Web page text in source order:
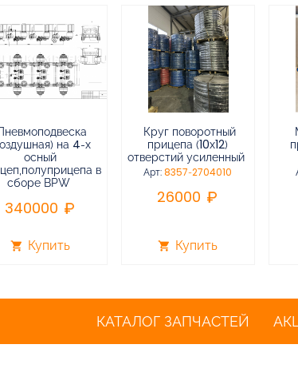
на 4-х
осный
в
сборе BPW
340000
shopping_cart Купить
Круг поворотный
прицепа (10х12)
отверстий усиленный
Арт:8357-2704010
26000
shopping_cart Купить
КАТАЛОГ ЗАПЧАСТЕЙ